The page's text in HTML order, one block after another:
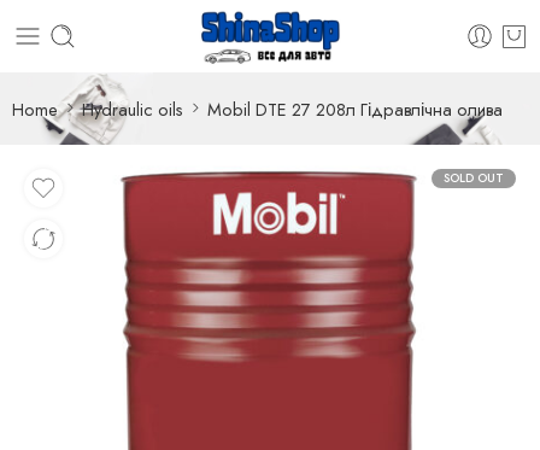
Home Hydraulic oils Mobil DTE 27 208л Гідравлічна олива
SOLD OUT